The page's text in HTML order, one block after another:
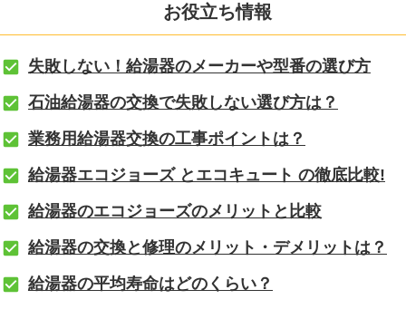
お役立ち情報
失敗しない！給湯器のメーカーや型番の選び方
石油給湯器の交換で失敗しない選び方は？
業務用給湯器交換の工事ポイントは？
給湯器エコジョーズ とエコキュート の徹底比較!
給湯器のエコジョーズのメリットと比較
給湯器の交換と修理のメリット・デメリットは？
給湯器の平均寿命はどのくらい？